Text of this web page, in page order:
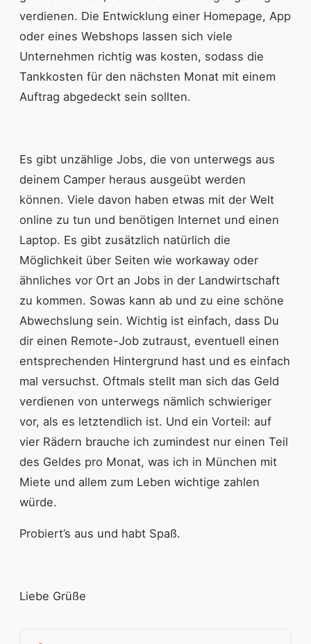
verdienen. Die Entwicklung einer Homepage, App
oder eines Webshops lassen sich viele
Unternehmen richtig was kosten, sodass die
Tankkosten für den nächsten Monat mit einem
Auftrag abgedeckt sein sollten.
Es gibt unzählige Jobs, die von unterwegs aus
deinem Camper heraus ausgeübt werden
können. Viele davon haben etwas mit der Welt
online zu tun und benötigen Internet und einen
Laptop. Es gibt zusätzlich natürlich die
Möglichkeit über Seiten wie workaway oder
ähnliches vor Ort an Jobs in der Landwirtschaft
zu kommen. Sowas kann ab und zu eine schöne
Abwechslung sein. Wichtig ist einfach, dass Du
dir einen Remote-Job zutraust, eventuell einen
entsprechenden Hintergrund hast und es einfach
mal versuchst. Oftmals stellt man sich das Geld
verdienen von unterwegs nämlich schwieriger
vor, als es letztendlich ist. Und ein Vorteil: auf
vier Rädern brauche ich zumindest nur einen Teil
des Geldes pro Monat, was ich in München mit
Miete und allem zum Leben wichtige zahlen
würde.
Probiert’s aus und habt Spaß.
Liebe Grüße